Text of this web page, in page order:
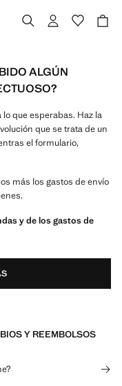
ALGÚN
que esperabas. Haz la
que se trata de un
el formulario,
más los gastos de envío
y de los gastos de
Y REEMBOLSOS